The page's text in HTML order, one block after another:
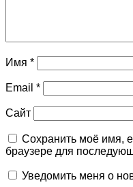
Имя *
Email *
Сайт
Сохранить моё имя,
браузере для
Уведомить меня о